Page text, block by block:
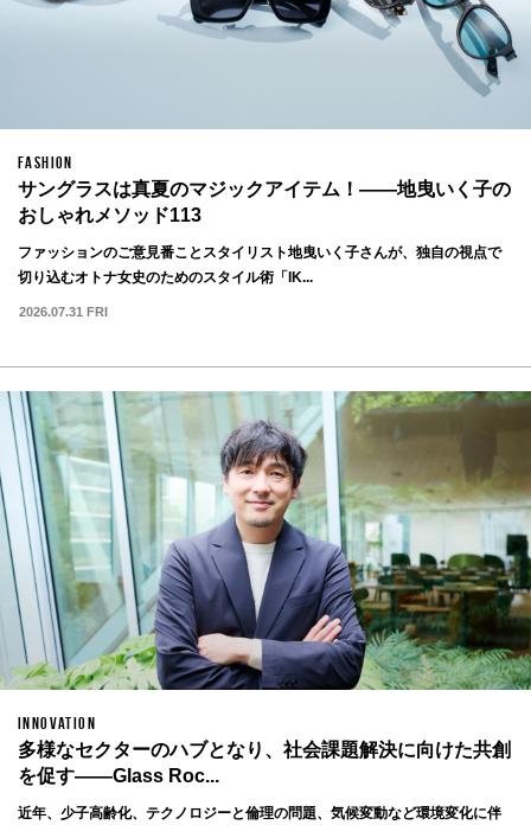
FASHION
サングラスは真夏のマジックアイテム！——地曳いく子の
おしゃれメソッド113
ファッションのご意見番ことスタイリスト地曳いく子さんが、独自の視点で
切り込むオトナ女史のためのスタイル術「IK...
2026.07.31 FRI
INNOVATION
多様なセクターのハブとなり、社会課題解決に向けた共創
を促す——Glass Roc...
近年、少子高齢化、テクノロジーと倫理の問題、気候変動など環境変化に伴